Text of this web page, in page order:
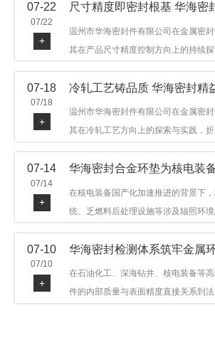
品，可提供多种材质方案，在石油机
07-22
07/22
+
尺寸精度即密封根基 华海密
温州市华海密封件有限公司在金属密
其在产品尺寸精度控制方向上的持续
产品，广泛应用于石油机械、管道法兰
领域。本文从尺寸精度的技术内涵及企
现华海密封在该领域的务实探索与稳步
07-18
07/18
+
冷轧工艺铸品质 华海密封精
温州市华海密封件有限公司在金属密
其在冷轧工艺方向上的探索与实践，
品，广泛应用于石油机械、管道法兰、
步发展。
07-14
07/14
+
在核电装备国产化加速推进的背景下
统、乏燃料后处理设施等涉及辐照环
定与密封可靠。温州市华海密封件科技
领域二十余年，依托八角垫、椭圆垫
全系列产品，以特种合金材质体系，
供针对性配套方案。
07-10
07/10
+
华海密封检测体系筑牢金属
在石油化工、深海钻井、核电装备等
件的内部质量与表面精度直接关系到